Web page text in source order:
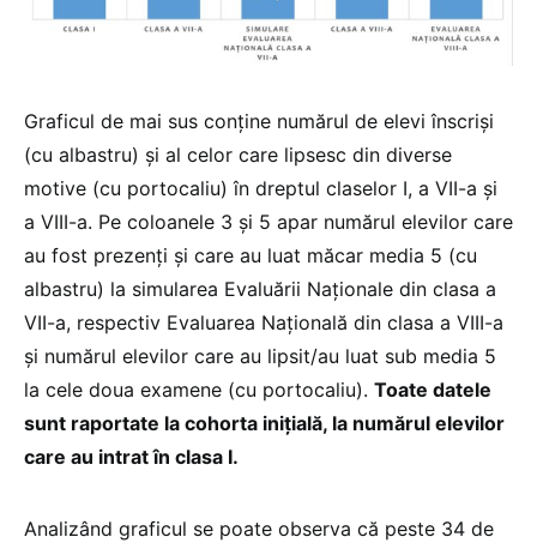
Graficul de mai sus conține numărul de elevi înscriși
(cu albastru) și al celor care lipsesc din diverse
motive (cu portocaliu) în dreptul claselor I, a VII-a și
a VIII-a. Pe coloanele 3 și 5 apar numărul elevilor care
au fost prezenți și care au luat măcar media 5 (cu
albastru) la simularea Evaluării Naționale din clasa a
VII-a, respectiv Evaluarea Națională din clasa a VIII-a
și numărul elevilor care au lipsit/au luat sub media 5
la cele doua examene (cu portocaliu). Toate datele
sunt raportate la cohorta inițială, la numărul elevilor
care au intrat în clasa I.
Analizând graficul se poate observa că peste 34 de